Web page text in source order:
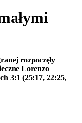
rozpoczęły
Lorenzo
3:1 (25:17, 22:25,